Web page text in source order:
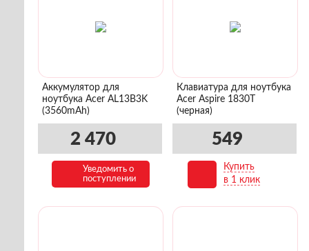
Аккумулятор для
ноутбука Acer AL13B3K
(3560mAh)
2 470
Уведомить о
поступлении
Клавиатура для ноутбука
Acer Aspire 1830T
(черная)
549
Купить
в 1 клик